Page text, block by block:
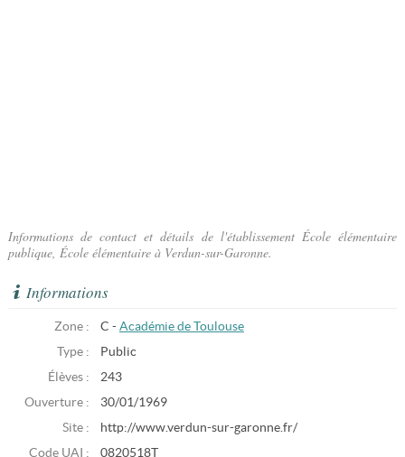
Informations de contact et détails de l'établissement École élémentaire
publique, École élémentaire à Verdun-sur-Garonne.
Informations
Zone : C - Académie de Toulouse
Type :
Public
Élèves :
243
Ouverture :
30/01/1969
Site :
http://www.verdun-sur-garonne.fr/
Code UAI :
0820518T